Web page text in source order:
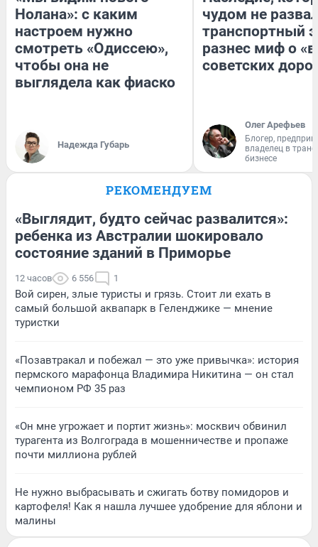
Нолана»: с каким
настроем нужно
смотреть «Одиссею»,
чтобы она не
выглядела как фиаско
Надежда Губарь
чудом не
транспортный
разнес миф о
советских
Олег Арефьев
Блогер,
владелец в
бизнесе
РЕКОМЕНДУЕМ
«Выглядит, будто сейчас развалится»:
ребенка из Австралии шокировало
состояние зданий в Приморье
12 часов 6 556 1
Вой сирен, злые туристы и грязь. Стоит ли ехать в
самый большой аквапарк в Геленджике — мнение
туристки
«Позавтракал и побежал — это уже привычка»: история
пермского марафонца Владимира Никитина — он стал
чемпионом РФ 35 раз
«Он мне угрожает и портит жизнь»: москвич обвинил
турагента из Волгограда в мошенничестве и пропаже
почти миллиона рублей
Не нужно выбрасывать и сжигать ботву помидоров и
картофеля! Как я нашла лучшее удобрение для яблони и
малины